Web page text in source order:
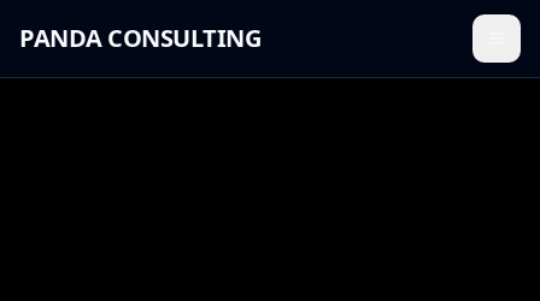
PANDA CONSULTING